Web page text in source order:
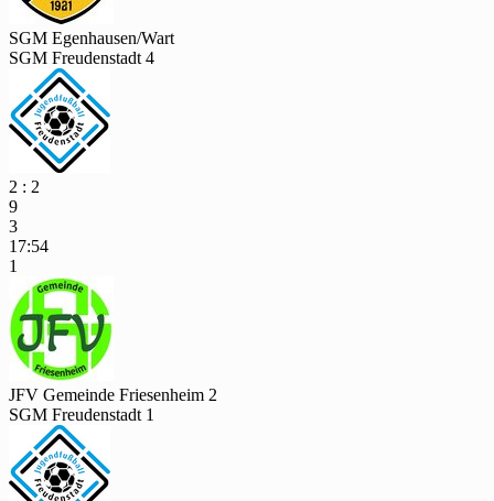
SGM Egenhausen/Wart
SGM Freudenstadt 4
2 : 2
9
3
17:54
1
JFV Gemeinde Friesenheim 2
SGM Freudenstadt 1